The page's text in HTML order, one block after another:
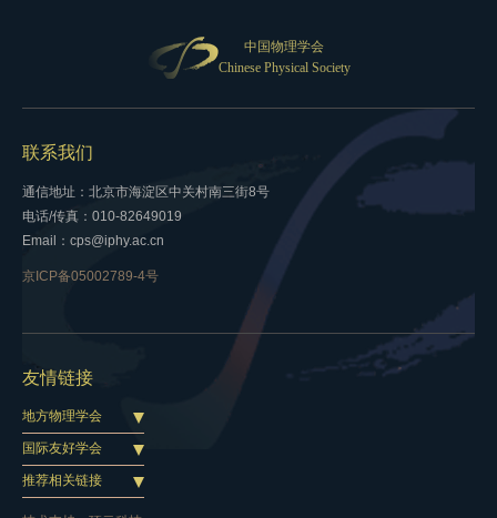
中国物理学会
Chinese Physical Society
联系我们
通信地址：北京市海淀区中关村南三街8号
电话/传真：010-82649019
Email：cps@iphy.ac.cn
京ICP备05002789-4号
友情链接
地方物理学会
国际友好学会
推荐相关链接